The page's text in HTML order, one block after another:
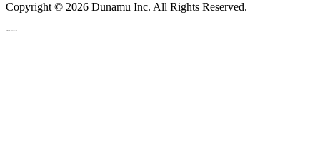
Copyright © 2026 Dunamu Inc. All Rights Reserved.